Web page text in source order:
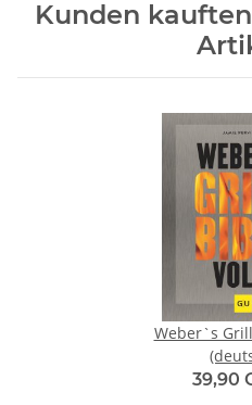
Kunden
Weber`s
39,90